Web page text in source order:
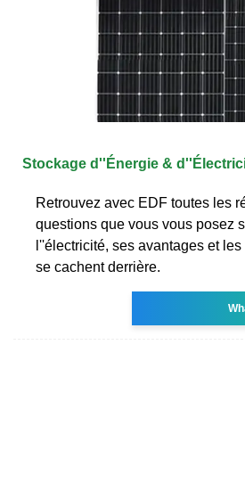
Stockage d''Énergie &
Retrouvez avec EDF toutes les
questions que vous vous posez
l''électricité, ses avantages et
se cachent derrière.